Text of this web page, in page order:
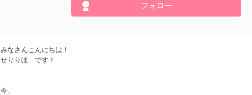
フォロー
みなさんこんにちは！
せりりほ です！
今、